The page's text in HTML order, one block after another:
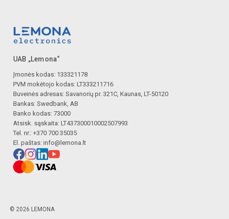
UAB „Lemona“
Įmonės kodas: 133321178
PVM mokėtojo kodas: LT333211716
Buveinės adresas: Savanorių pr. 321C, Kaunas, LT-50120
Bankas: Swedbank, AB
Banko kodas: 73000
Atsisk. sąskaita: LT437300010002507993
Tel. nr.: +370 700 35035
El. paštas: info@lemona.lt
© 2026 LEMONA